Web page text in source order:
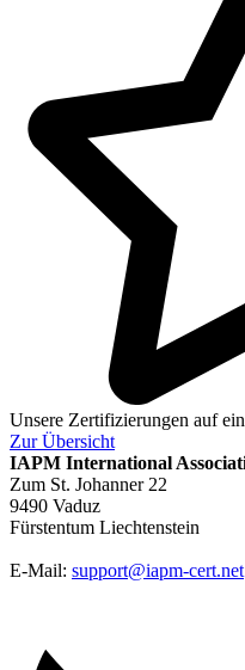
Unsere Zertifizierungen auf
ZurÜbersicht
IAPM International
Zum St. Johanner 22
9490 Vaduz
Fürstentum Liechtenstein
E-Mail: support@iapm-cert.net